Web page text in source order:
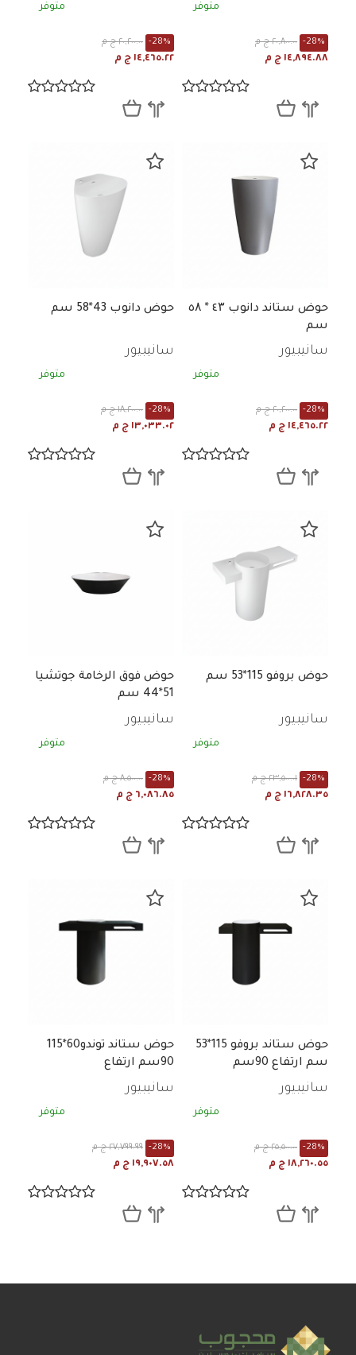
متوفر
٢٠,٨٠٠.٠٠ ج م -28%
١٤,٨٩٤.٨٨ ج م
متوفر
٢٠,٢٠٠.٠٠ ج م -28%
١٤,٤٦٥.٢٢ ج م
حوض ستاند دانوب ٤۳ * ٥۸
سم
سانيبيور
متوفر
٢٠,٢٠٠.٠٠ ج م -28%
١٤,٤٦٥.٢٢ ج م
حوض دانوب 43*58 سم
سانيبيور
متوفر
١٨,٢٠٠.٠٠ ج م -28%
١٣,٠٣٣.٠٢ ج م
حوض بروفو 115*53 سم
سانيبيور
متوفر
٢٣,٥٠٠.٠١ ج م -28%
١٦,٨٢٨.٣٥ ج م
حوض فوق الرخامة جوتشيا
51*44 سم
سانيبيور
متوفر
٨,٥٠٠.٠٠ ج م -28%
٦,٠٨٦.٨٥ ج م
حوض ستاند بروفو 115*53
سم ارتفاع 90سم
سانيبيور
متوفر
٢٥,٥٠٠.٠٠ ج م -28%
١٨,٢٦٠.٥٥ ج م
حوض ستاند توندو60*115
90سم ارتفاع
سانيبيور
متوفر
٢٧,٧٩٩.٩٩ ج م -28%
١٩,٩٠٧.٥٨ ج م